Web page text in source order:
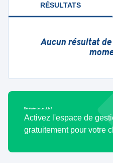
RÉSULTATS
Aucun résultat
Bénévole de ce club ?
Activez l'espace de
gratuitement pour votre